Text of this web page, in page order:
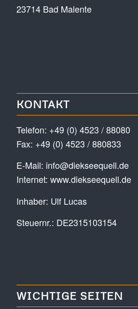
23714 Bad Malente
KONTAKT
Telefon: +49 (0) 4523 / 88080
Fax: +49 (0) 4523 / 880833
E-Mail: info@diekseequell.de
Internet: www.diekseequell.de
Inhaber: Ulf Lucas
Steuernr.: DE2315103154
WICHTIGE SEITEN